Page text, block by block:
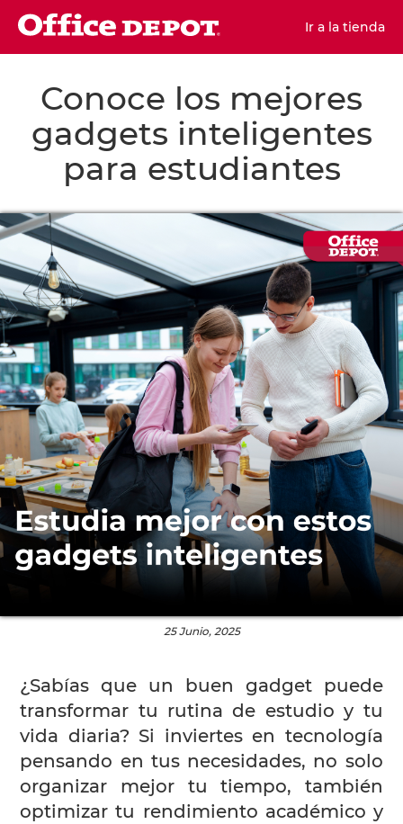
Ir a la tienda
Conoce los mejores
gadgets inteligentes
para estudiantes
25 Junio, 2025
¿Sabías que un buen gadget puede
transformar tu rutina de estudio y tu
vida diaria? Si inviertes en tecnología
pensando en tus necesidades, no solo
organizar mejor tu tiempo, también
optimizar tu rendimiento académico y